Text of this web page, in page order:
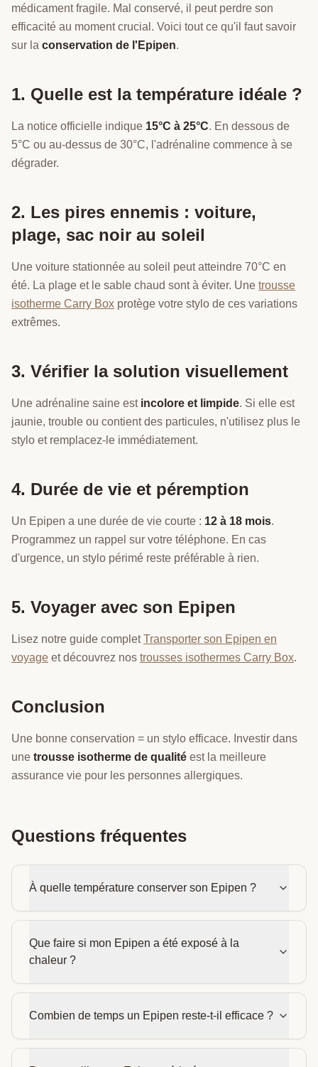
médicament fragile. Mal conservé, il peut perdre son
efficacité au moment crucial. Voici tout ce qu'il faut savoir
sur la conservation de l'Epipen.
1. Quelle est la température idéale ?
La notice officielle indique 15°C à 25°C. En dessous de
5°C ou au-dessus de 30°C, l'adrénaline commence à se
dégrader.
2. Les pires ennemis : voiture,
plage, sac noir au soleil
Une voiture stationnée au soleil peut atteindre 70°C en
été. La plage et le sable chaud sont à éviter. Une trousse
isotherme Carry Box protège votre stylo de ces variations
extrêmes.
3. Vérifier la solution visuellement
Une adrénaline saine est incolore et limpide. Si elle est
jaunie, trouble ou contient des particules, n'utilisez plus le
stylo et remplacez-le immédiatement.
4. Durée de vie et péremption
Un Epipen a une durée de vie courte : 12 à 18 mois.
Programmez un rappel sur votre téléphone. En cas
d'urgence, un stylo périmé reste préférable à rien.
5. Voyager avec son Epipen
Lisez notre guide completTransporter son Epipen en
voyage et découvrez nos trousses isothermes Carry Box.
Conclusion
Une bonne conservation = un stylo efficace. Investir dans
une trousse isotherme de qualité est la meilleure
assurance vie pour les personnes allergiques.
Questions fréquentes
À quelle température conserver son Epipen ?
Que faire si mon Epipen a été exposé à la
chaleur ?
Combien de temps un Epipen reste-t-il efficace ?